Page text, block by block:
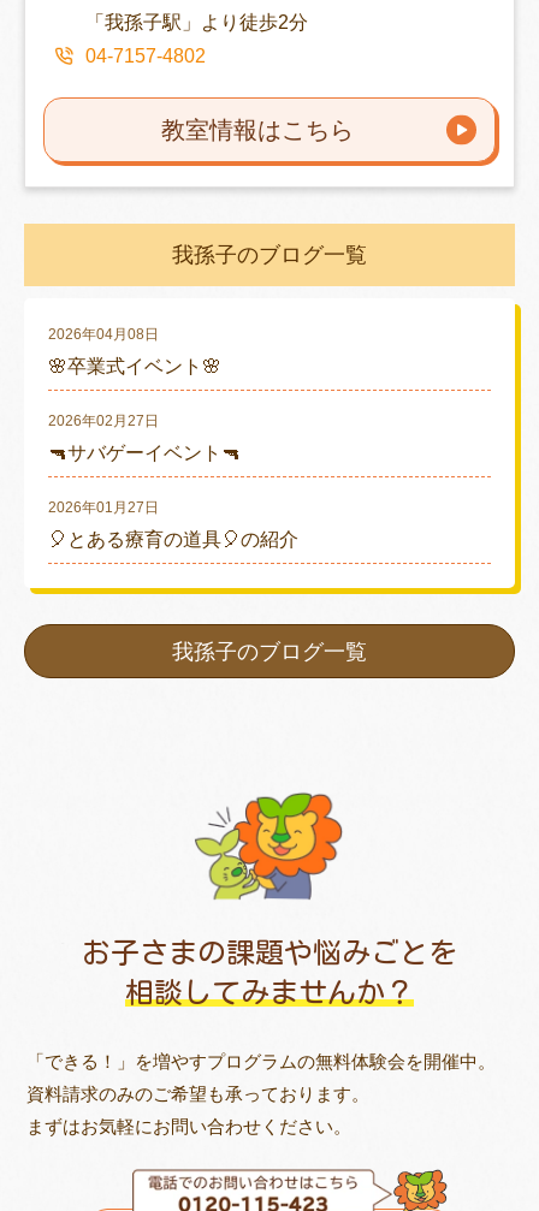
「我孫子駅」より徒歩2分
04-7157-4802
教室情報はこちら
我孫子のブログ一覧
2026年04月08日
🌸卒業式イベント🌸
2026年02月27日
🔫サバゲーイベント🔫
2026年01月27日
🎈とある療育の道具🎈の紹介
我孫子のブログ一覧
お子さまの課題や悩みごとを
相談してみませんか？
「できる！」を増やすプログラムの無料体験会を開催中。
資料請求のみのご希望も承っております。
まずはお気軽にお問い合わせください。